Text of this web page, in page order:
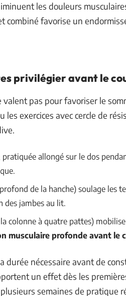
les douleurs
combiné favorise un
privilégier avant le
valent pas pour favoriser le
les exercices avec cercle de
allongé sur le dos
de la hanche) soulage les
des jambes au lit.
colonne à quatre pattes)
musculaire profonde avant le
durée nécessaire avant de
un effet dès les
semaines de pratique